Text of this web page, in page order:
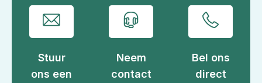
Stuur
ons een
Neem
contact
Bel ons
direct